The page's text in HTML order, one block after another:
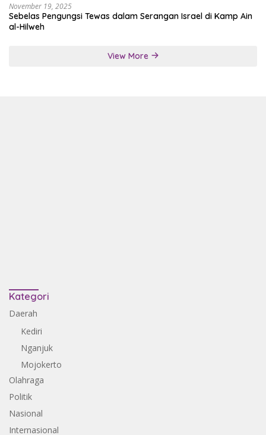
November 19, 2025
Sebelas Pengungsi Tewas dalam Serangan Israel di Kamp Ain
al-Hilweh
View More
Kategori
Daerah
Kediri
Nganjuk
Mojokerto
Olahraga
Politik
Nasional
Internasional